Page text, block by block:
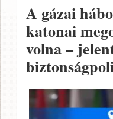
A gázai
katonai
volna –